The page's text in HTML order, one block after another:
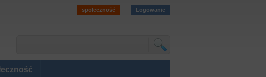
społeczność Logowanie